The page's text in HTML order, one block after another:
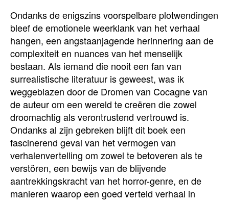
Ondanks de enigszins voorspelbare plotwendingen
bleef de emotionele weerklank van het verhaal
hangen, een angstaanjagende herinnering aan de
complexiteit en nuances van het menselijk
bestaan. Als iemand die nooit een fan van
surrealistische literatuur is geweest, was ik
weggeblazen door de Dromen van Cocagne van
de auteur om een wereld te creëren die zowel
droomachtig als verontrustend vertrouwd is.
Ondanks al zijn gebreken blijft dit boek een
fascinerend geval van het vermogen van
verhalenvertelling om zowel te betoveren als te
verstören, een bewijs van de blijvende
aantrekkingskracht van het horror-genre, en de
manieren waarop een goed verteld verhaal in